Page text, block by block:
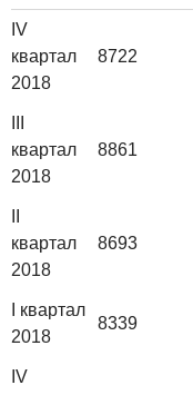
IV
квартал
2018
8722
квартал
2018
8861
квартал
2018
8693
I квартал
2018
8339
IV